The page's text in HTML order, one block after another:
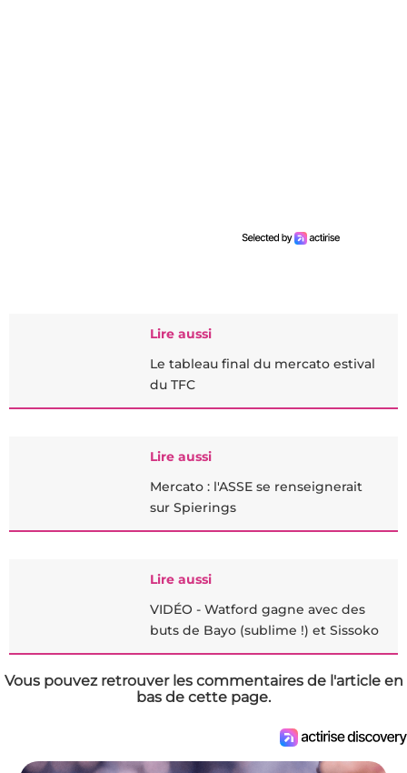
Lire aussi
Le tableau final du mercato estival
du TFC
Lire aussi
Mercato : l'ASSE se renseignerait
sur Spierings
Lire aussi
VIDÉO - Watford gagne avec des
buts de Bayo (sublime !) et Sissoko
Vous pouvez retrouver les commentaires de l'article en
bas de cette page.